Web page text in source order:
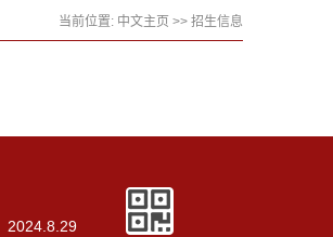
当前位置: 中文主页 >> 招生信息
2024 8 29